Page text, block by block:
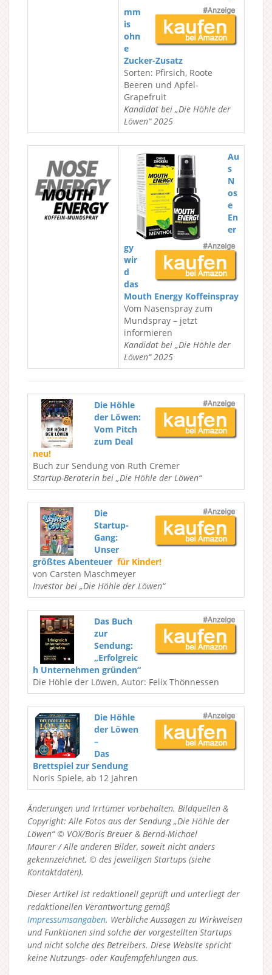
mm
is
ohn
e
Zucker-Zusatz
Sorten: Pfirsich, Roote
Beeren und Apfel-
Grapefruit
Kandidat bei „Die Höhle der
Löwen“ 2025
Au
s
N
os
e
En
er
gy
wir
d
das
Mouth Energy Koffeinspray
Vom Nasenspray zum
Mundspray – jetzt
informieren
Kandidat bei „Die Höhle der
Löwen“ 2025
Die Höhle
der Löwen:
Vom Pitch
zum Deal
neu!
Buch zur Sendung von Ruth Cremer
Startup-Beraterin bei „Die Höhle der Löwen“
Die
Startup-
Gang:
Unser
größtes Abenteuer für Kinder!
von Carsten Maschmeyer
Investor bei „Die Höhle der Löwen“
Das Buch
zur
Sendung:
„Erfolgreic
h Unternehmen gründen“
Die Höhle der Löwen, Autor: Felix Thönnessen
Die Höhle
der Löwen
–
Das
Brettspiel zur Sendung
Noris Spiele, ab 12 Jahren
Änderungen und Irrtümer vorbehalten. Bildquellen &
Copyright: Alle Fotos aus der Sendung „Die Höhle der
Löwen“ © VOX/Boris Breuer & Bernd-Michael
Maurer / Alle anderen Bilder, soweit nicht anders
gekennzeichnet, © des jeweiligen Startups (siehe
Kontaktdaten).
Dieser Artikel ist redaktionell geprüft und unterliegt der
redaktionellen Verantwortung gemäß
Impressumsangaben. Werbliche Aussagen zu Wirkweisen
und Funktionen sind solche der vorgestellten Startups
und nicht solche des Betreibers. Diese Website spricht
keine Nutzungs- oder Kaufempfehlungen aus.